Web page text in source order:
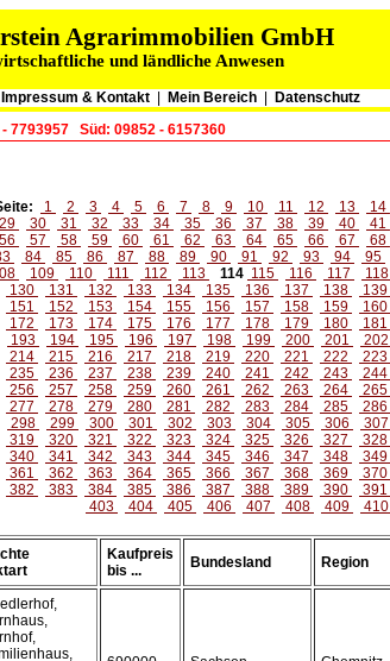
Agrarimmobilien GmbH
und ländliche Anwesen
Impressum & Kontakt| Mein Bereich Datenschutz
7793957 Süd: 09852 - 6157360
1 2 3 4 5 6 7 8 9 10 11 12 13 14
29
30 31 32 33 34 35 36 37 38 39 40 41
56
57 58 59 60 61 62 63 64 65 66 67 68
84 85 86 87 88 89 90 91 92 93 94 95
109 110 111 112 113 114 115 116 117 118
130
131 132 133 134 135 136 137 138 139
151
152 153 154 155 156 157 158 159 160
172
173 174 175 176 177 178 179 180 181
193
194 195 196 197 198 199 200 201 202
214
215 216 217 218 219 220 221 222 223
235
236 237 238 239 240 241 242 243 244
256
257 258 259 260 261 262 263 264 265
277
278 279 280 281 282 283 284 285 286
298
299 300 301 302 303 304 305 306 307
319
320 321 322 323 324 325 326 327 328
340
341 342 343 344 345 346 347 348 349
361
362 363 364 365 366 367 368 369 370
382
383 384 385 386 387 388 389 390 391
403
404 405 406 407 408 409 410
Kaufpreis
bis ...
Bundesland Region